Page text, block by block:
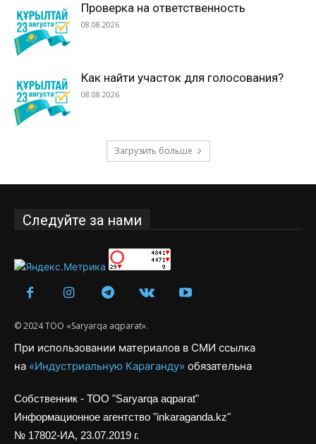
Проверка на ответственность
08.08.2026
Как найти участок для голосования?
08.08.2026
Загрузить больше
Следуйте за нами
© 2024 ТОО «Saryarqa aqparat».
При использовании материалов в СМИ ссылка
на «Индустриальную Караганду» обязательна
Собственник - ТОО "Saryarqa aqparat"
Информационное агентство "inkaraganda.kz"
№ 17802-ИА, 23.07.2019 г.